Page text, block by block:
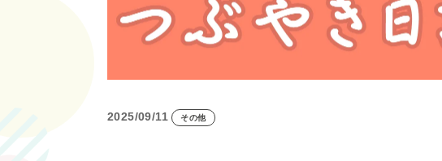
2025/09/11 その他